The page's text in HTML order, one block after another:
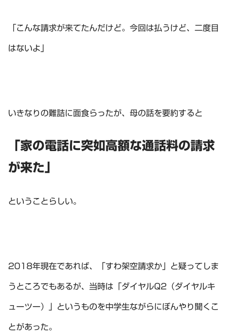
「こんな請求が来てたんだけど。今回は払うけど、二度目
はないよ」
いきなりの難詰に面食らったが、母の話を要約すると
「家の電話に突如高額な通話料の請求
が来た」
ということらしい。
2018年現在であれば、「すわ架空請求か」と疑ってしま
うところでもあるが、当時は「ダイヤルQ2（ダイヤルキ
ューツー）」というものを中学生ながらにぼんやり聞くこ
とがあった。